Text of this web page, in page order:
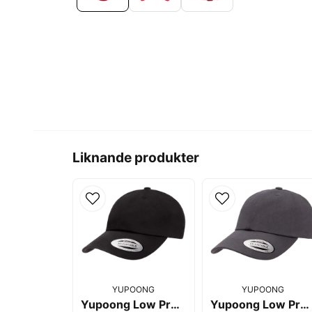
Liknande produkter
YUPOONG
Yupoong Low Profile Cotton Twill Black
YUPOONG
Yupoong Low Profile Cotton Twill Dark Grey